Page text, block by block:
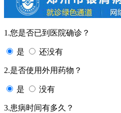
1.您是否已到医院确诊？
是 还没有
2.是否使用外用药物？
是 没有
3.患病时间有多久？